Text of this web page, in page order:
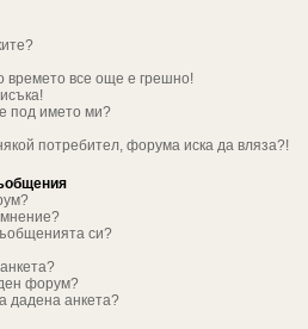
времето все още е грешно!
под името ми?
потребител, форума иска да вляза?!
си?
форум?
дадена анкета?